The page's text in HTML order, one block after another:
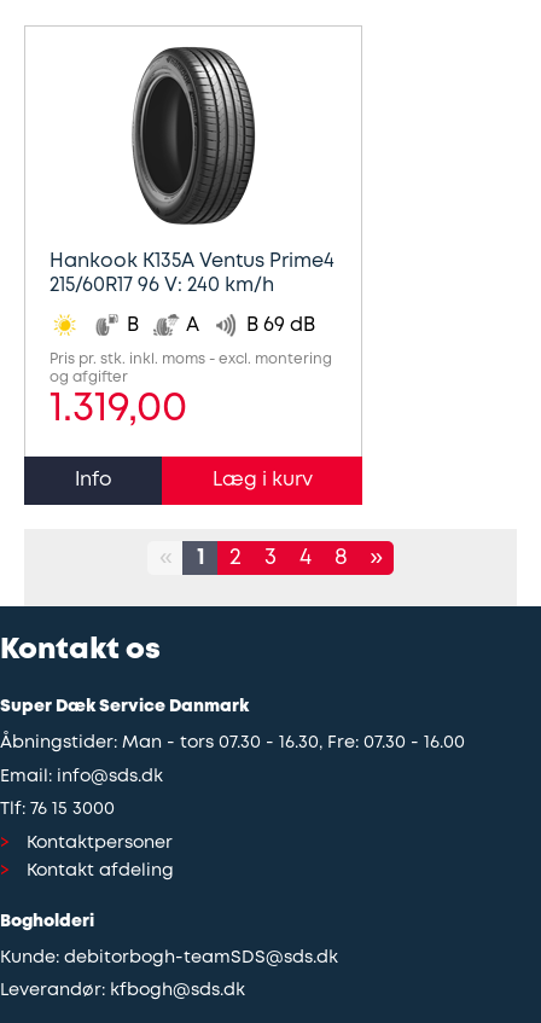
Hankook K135A Ventus Prime4
215/60R17 96 V: 240 km/h
B A B 69 dB
Pris pr. stk. inkl. moms - excl. montering
og afgifter
1.319,00
Info
« 1 2 3 4 8 »
Kontakt os
Super Dæk Service Danmark
Åbningstider: Man - tors 07.30 - 16.30, Fre: 07.30 - 16.00
Email: info@sds.dk
Tlf: 76 15 3000
Kontaktpersoner
Kontakt afdeling
Bogholderi
Kunde: debitorbogh-teamSDS@sds.dk
Leverandør: kfbogh@sds.dk